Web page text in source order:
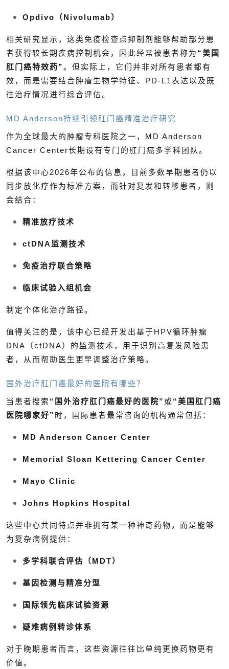
Opdivo（Nivolumab）
相关研究显示，这类免疫检查点抑制剂能够帮助部分患
者获得较长期疾病控制机会，因此经常被患者称为 “美国
肛门癌特效药”。但实际上，它们并非对所有患者都有
效，而是需要结合肿瘤生物学特征、PD-L1表达以及既
往治疗情况进行综合评估。
MD Anderson持续引领肛门癌精准治疗研究
作为全球最大的肿瘤专科医院之一，MD Anderson
Cancer Center长期设有专门的肛门癌多学科团队。
根据该中心2026年公布的信息，目前多数早期患者仍以
同步放化疗作为标准方案，而针对复发和转移患者，则
会结合：
精准放疗技术
ctDNA监测技术
免疫治疗联合策略
临床试验入组机会
制定个体化治疗路径。
值得关注的是，该中心已经开发出基于HPV循环肿瘤
DNA（ctDNA）的监测技术，用于识别高复发风险患
者，从而帮助医生更早调整治疗策略。
国外治疗肛门癌最好的医院有哪些？
当患者搜索 “国外治疗肛门癌最好的医院” 或“美国肛门癌
医院哪家好” 时，国际患者最常咨询的机构通常包括：
MD Anderson Cancer Center
Memorial Sloan Kettering Cancer Center
Mayo Clinic
Johns Hopkins Hospital
这些中心共同特点并非拥有某一种神奇药物，而是能够
为复杂病例提供：
多学科联合评估（MDT）
基因检测与精准分型
国际领先临床试验资源
疑难病例转诊体系
对于晚期患者而言，这些资源往往比单纯更换药物更有
价值。